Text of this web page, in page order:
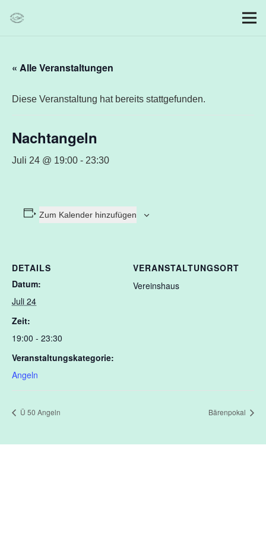
« Alle Veranstaltungen
Diese Veranstaltung hat bereits stattgefunden.
Nachtangeln
Juli 24 @ 19:00 - 23:30
Zum Kalender hinzufügen
DETAILS
Datum:
Juli 24
Zeit:
19:00 - 23:30
Veranstaltungskategorie:
Angeln
VERANSTALTUNGSORT
Vereinshaus
Ü 50 Angeln Bärenpokal